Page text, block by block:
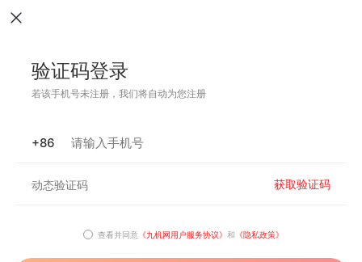
验证码登录
若该手机号未注册，我们将自动为您注册
+86
获取验证码
查看并同意 《九机网用户服务协议》 和 《隐私政策》